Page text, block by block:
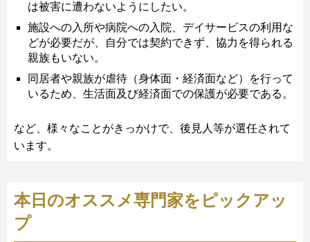
は被害に遭わないようにしたい。
施設への入所や病院への入院、デイサービスの利用な
どが必要だが、自分では契約できず、協力を得られる
親族もいない。
同居者や親族が虐待（身体面・経済面など）を行って
いるため、生活面及び経済面での保護が必要である。
など、様々なことがきっかけで、後見人等が選任されて
います。
本日のオススメ専門家をピックアッ
プ